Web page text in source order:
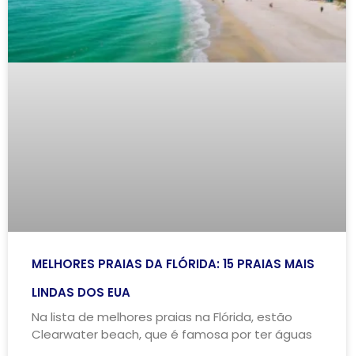
MELHORES PRAIAS DA FLÓRIDA: 15 PRAIAS MAIS
LINDAS DOS EUA
Na lista de melhores praias na Flórida, estão
Clearwater beach, que é famosa por ter águas